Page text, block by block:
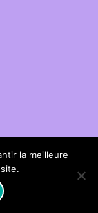
la meilleure